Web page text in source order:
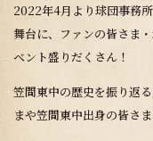
2022年4月より球団事務
舞台に、ファンの皆さま
ベント盛りだくさん！
笠間東中の歴史を振り返
まや笠間東中出身の皆さ